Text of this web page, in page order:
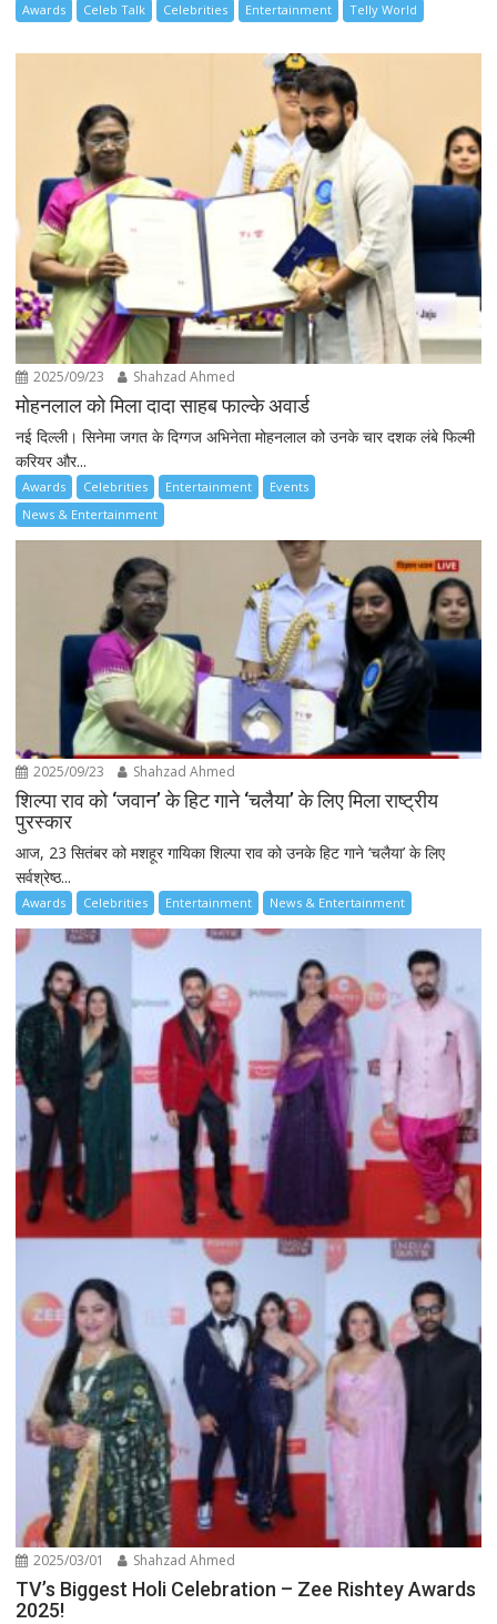
Awards Celeb Talk Celebrities Entertainment Telly World
2025/09/23 Shahzad Ahmed
मोहनलाल को मिला दादा साहब फाल्के अवार्ड
नई दिल्ली। सिनेमा जगत के दिग्गज अभिनेता मोहनलाल को उनके चार दशक लंबे फिल्मी
करियर और...
Awards Celebrities Entertainment
Events
News & Entertainment
2025/09/23 Shahzad Ahmed
शिल्पा राव को ‘जवान’ के हिट गाने ‘चलैया’ के लिए मिला राष्ट्रीय
पुरस्कार
आज, 23 सितंबर को मशहूर गायिका शिल्पा राव को उनके हिट गाने ‘चलैया’ के लिए
सर्वश्रेष्ठ...
Awards Celebrities Entertainment News & Entertainment
2025/03/01 Shahzad Ahmed
TV’s Biggest Holi Celebration – Zee Rishtey Awards
2025!